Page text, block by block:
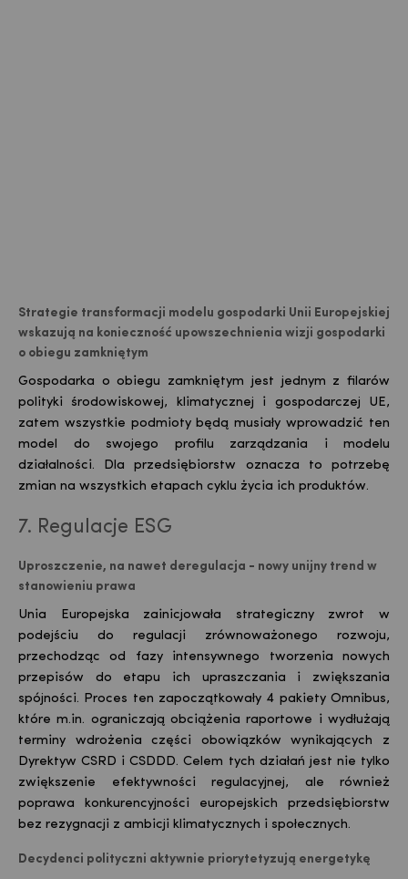
Strategie transformacji modelu gospodarki Unii Europejskiej
wskazują na konieczność upowszechnienia wizji gospodarki
o obiegu zamkniętym
Gospodarka o obiegu zamkniętym jest jednym z filarów
polityki środowiskowej, klimatycznej i gospodarczej UE,
zatem wszystkie podmioty będą musiały wprowadzić ten
model do swojego profilu zarządzania i modelu
działalności. Dla przedsiębiorstw oznacza to potrzebę
zmian na wszystkich etapach cyklu życia ich produktów.
7. Regulacje ESG
Uproszczenie, na nawet deregulacja - nowy unijny trend w
stanowieniu prawa
Unia Europejska zainicjowała strategiczny zwrot w
podejściu do regulacji zrównoważonego rozwoju,
przechodząc od fazy intensywnego tworzenia nowych
przepisów do etapu ich upraszczania i zwiększania
spójności. Proces ten zapoczątkowały 4 pakiety Omnibus,
które m.in. ograniczają obciążenia raportowe i wydłużają
terminy wdrożenia części obowiązków wynikających z
Dyrektyw CSRD i CSDDD. Celem tych działań jest nie tylko
zwiększenie efektywności regulacyjnej, ale również
poprawa konkurencyjności europejskich przedsiębiorstw
bez rezygnacji z ambicji klimatycznych i społecznych.
Decydenci polityczni aktywnie priorytetyzują energetykę